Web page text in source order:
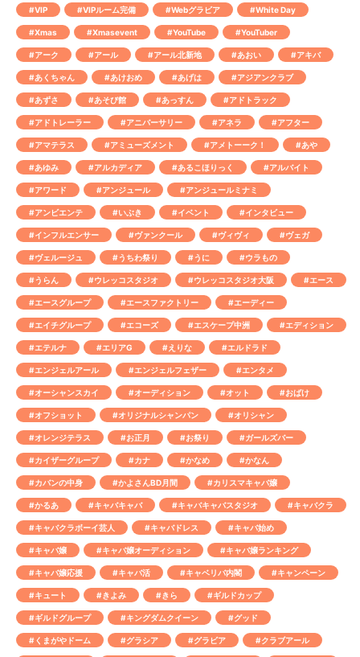
#VIP #VIPルーム完備 #Webグラビア #White Day
#Xmas #Xmasevent #YouTube #YouTuber
#アーク #アール #アール北新地 #あおい #アキバ
#あくちゃん #あけおめ #あげは #アジアンクラブ
#あずさ #あそび館 #あっすん #アドトラック
#アドトレーラー #アニバーサリー #アネラ #アフター
#アマテラス #アミューズメント #アメトーーク！ #あや
#あゆみ #アルカディア #あるこほりっく #アルバイト
#アワード #アンジュール #アンジュールミナミ
#アンビエンテ #いぶき #イベント #インタビュー
#インフルエンサー #ヴァンクール #ヴィヴィ #ヴェガ
#ヴェルージュ #うちわ祭り #うに #ウラもの
#うらん #ウレッコスタジオ #ウレッコスタジオ大阪 #エース
#エースグループ #エースファクトリー #エーディー
#エイチグループ #エコーズ #エスケープ中洲 #エディション
#エテルナ #エリアG #えりな #エルドラド
#エンジェルアール #エンジェルフェザー #エンタメ
#オーシャンスカイ #オーディション #オット #おばけ
#オフショット #オリジナルシャンパン #オリシャン
#オレンジテラス #お正月 #お祭り #ガールズバー
#カイザーグループ #カナ #かなめ #かなん
#カバンの中身 #かよさんBD月間 #カリスマキャバ嬢
#かるあ #キャバキャバ #キャバキャバスタジオ #キャバクラ
#キャバクラボーイ芸人 #キャバドレス #キャバ始め
#キャバ嬢 #キャバ嬢オーディション #キャバ嬢ランキング
#キャバ嬢応援 #キャバ活 #キャベリバ内閣 #キャンペーン
#キュート #きよみ #きら #ギルドカップ
#ギルドグループ #キングダムクイーン #グッド
#くまがやドーム #グラシア #グラビア #クラブアール